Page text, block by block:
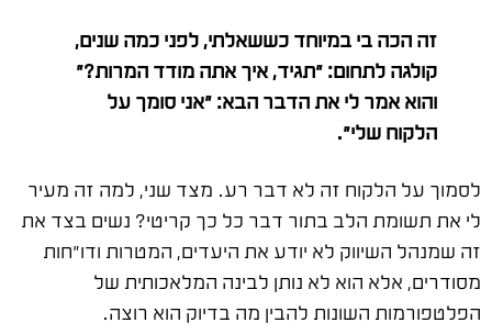
זה הכה בי במיוחד כששאלתי, לפני כמה שנים,
קולגה לתחום: ״תגיד, איך אתה מודד המרות?״
והוא אמר לי את הדבר הבא: ״אני סומך על
הלקוח שלי״.
לסמוך על הלקוח זה לא דבר רע. מצד שני, למה זה מעיר
לי את תשומת הלב בתור דבר כל כך קריטי? נשים בצד את
זה שמנהל השיווק לא יודע את היעדים, המטרות ודו״חות
מסודרים, אלא הוא לא נותן לבינה המלאכותית של
הפלטפורמות השונות להבין מה בדיוק הוא רוצה.